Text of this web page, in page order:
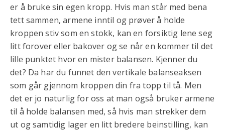
er å bruke sin egen kropp. Hvis man står med bena
tett sammen, armene inntil og prøver å holde
kroppen stiv som en stokk, kan en forsiktig lene seg
litt forover eller bakover og se når en kommer til det
lille punktet hvor en mister balansen. Kjenner du
det? Da har du funnet den vertikale balanseaksen
som går gjennom kroppen din fra topp til tå. Men
det er jo naturlig for oss at man også bruker armene
til å holde balansen med, så hvis man strekker dem
ut og samtidig lager en litt bredere beinstilling, kan